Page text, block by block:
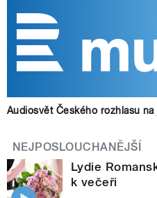
Audiosvět Českého rozhlasu
NEJPOSLOUCHANĚJŠÍ
Lydie
k večeři